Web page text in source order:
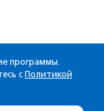
программы.
с Политикой